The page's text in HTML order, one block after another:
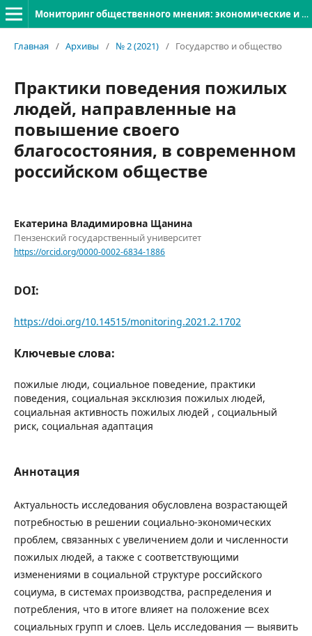
Мониторинг общественного мнения: экономические и социальные перемены
Главная / Архивы / № 2 (2021) / Государство и общество
Практики поведения пожилых
людей, направленные на
повышение своего
благосостояния, в современном
российском обществе
Екатерина Владимировна Щанина
Пензенский государственный университет
https://orcid.org/0000-0002-6834-1886
DOI:
https://doi.org/10.14515/monitoring.2021.2.1702
Ключевые слова:
пожилые люди, социальное поведение, практики
поведения, социальная эксклюзия пожилых людей,
социальная активность пожилых людей , социальный
риск, социальная адаптация
Аннотация
Актуальность исследования обусловлена возрастающей
потребностью в решении социально-экономических
проблем, связанных с увеличением доли и численности
пожилых людей, а также с соответствующими
изменениями в социальной структуре российского
социума, в системах производства, распределения и
потребления, что в итоге влияет на положение всех
социальных групп и слоев. Цель исследования — выявить